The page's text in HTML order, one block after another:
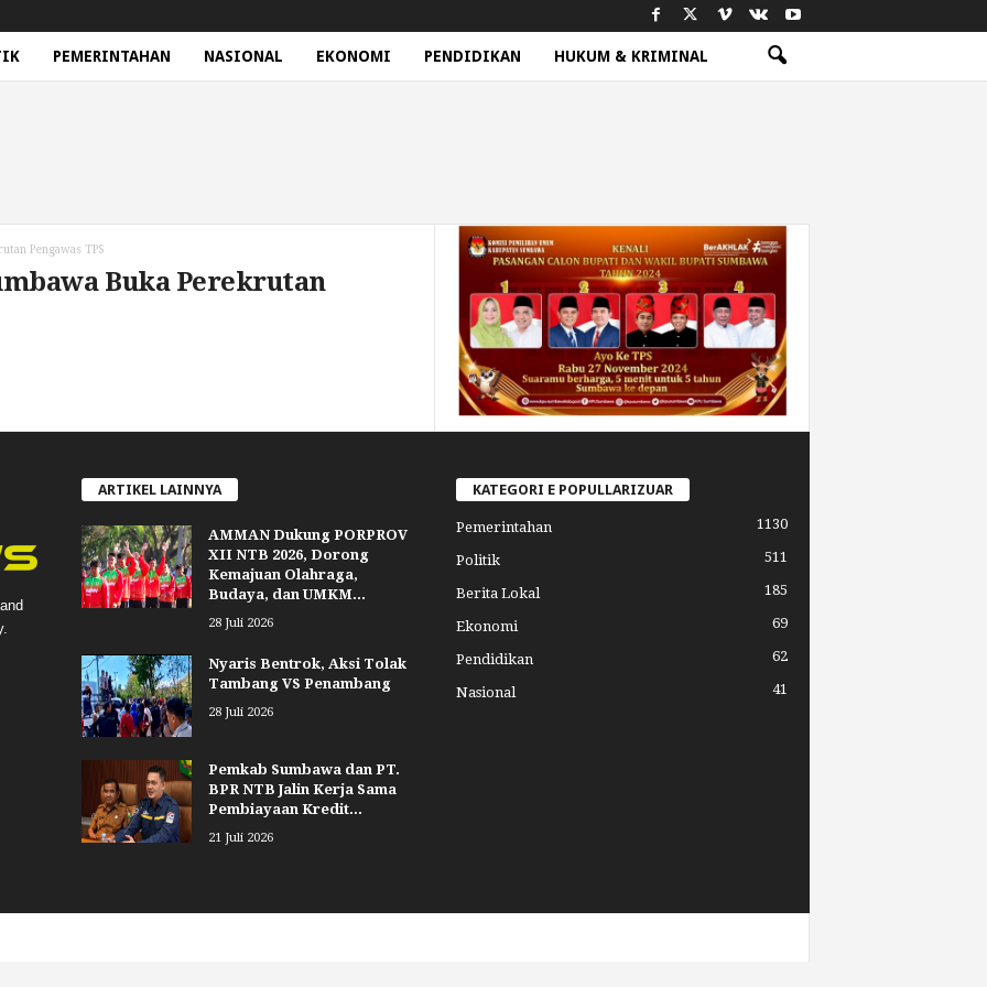
PEMERINTAHAN NASIONAL EKONOMI PENDIDIKAN HUKUM & KRIMINAL
Pengawas TPS
Buka Perekrutan
ARTIKEL LAINNYA
AMMAN Dukung PORPROV
XII NTB 2026, Dorong
Kemajuan Olahraga,
Budaya, dan UMKM...
28 Juli 2026
Nyaris Bentrok, Aksi Tolak
Tambang VS Penambang
28 Juli 2026
Pemkab Sumbawa dan PT.
BPR NTB Jalin Kerja Sama
Pembiayaan Kredit...
21 Juli 2026
KATEGORI E POPULLARIZUAR
Pemerintahan 1130
Politik 511
Berita Lokal 185
Ekonomi 69
Pendidikan 62
Nasional 41